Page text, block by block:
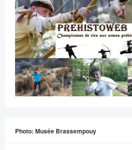
Photo: Musée Brassempouy